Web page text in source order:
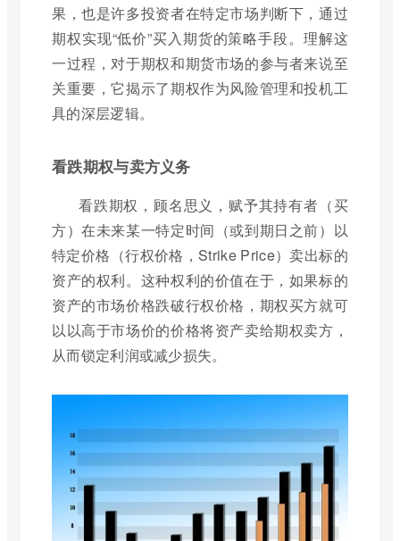
果，也是许多投资者在特定市场判断下，通过
期权实现“低价”买入期货的策略手段。理解这
一过程，对于期权和期货市场的参与者来说至
关重要，它揭示了期权作为风险管理和投机工
具的深层逻辑。
看跌期权与卖方义务
看跌期权，顾名思义，赋予其持有者（买
方）在未来某一特定时间（或到期日之前）以
特定价格（行权价格，Strike Price）卖出标的
资产的权利。这种权利的价值在于，如果标的
资产的市场价格跌破行权价格，期权买方就可
以以高于市场价的价格将资产卖给期权卖方，
从而锁定利润或减少损失。